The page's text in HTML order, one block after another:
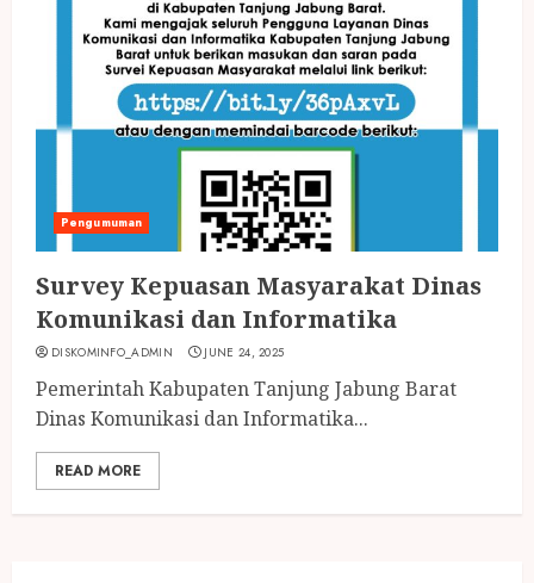
Pengumuman
Survey Kepuasan Masyarakat Dinas
Komunikasi dan Informatika
DISKOMINFO_ADMIN JUNE 24, 2025
Pemerintah Kabupaten Tanjung Jabung Barat
Dinas Komunikasi dan Informatika...
READ MORE